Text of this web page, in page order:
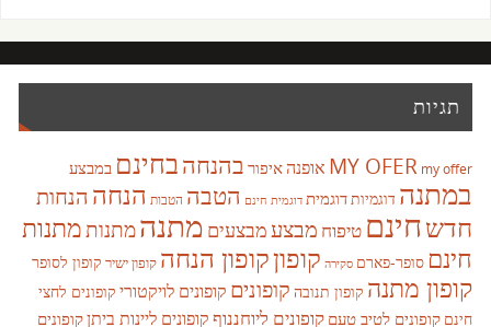
תגיות
MY OFER my offer אופנהאיפור בהנחהבחינם במבצע
במתנה דוגמיותדוגמית דוגמית חינם הטבה הטבות הנחה הנחות
חדשחינם טיפוח מבצעמבצעים מתנהמתנותמתנות
חינם סופר-פארם סקירה קופוןקופון הנחה קופון ישיר קופון לסופר
קופון מתנה קופון תנובה קופונים קופונים לויקטורי קופונים לחצי
חינם קופונים לטיב טעם קופונים ליוחננוףקופונים ליינות ביתןקופונים